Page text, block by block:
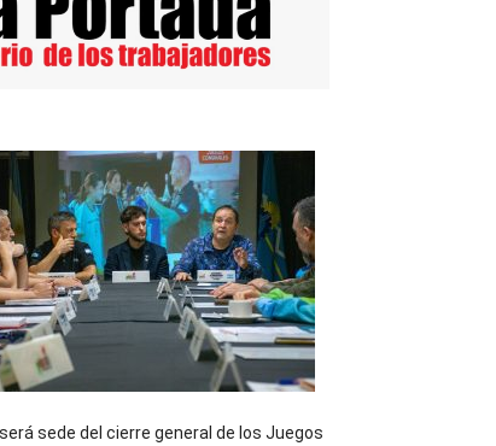
sede del cierre general de los Juegos